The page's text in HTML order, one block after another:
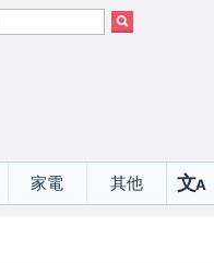
家電 其他 文A